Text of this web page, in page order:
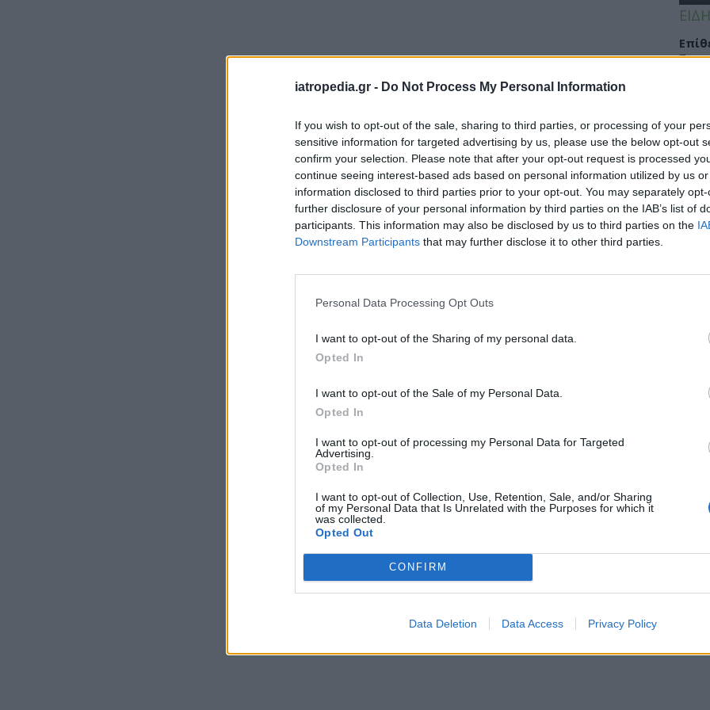
iatropedia.gr - Do Not Process My Personal Information
If you wish to opt-out of the sale, sharing to third parties, or processing of your
sensitive information for targeted advertising by us, please use the below opt-out
confirm your selection. Please note that after your opt-out request is processed
continue seeing interest-based ads based on personal information utilized by us
information disclosed to third parties prior to your opt-out. You may separately
further disclosure of your personal information by third parties on the IAB’s list of
participants. This information may also be disclosed by us to third parties on the
Downstream Participants that may further disclose it to other third parties.
Personal Data Processing Opt Outs
I want to opt-out of the Sharing of my personal data.
Opted In
I want to opt-out of the Sale of my Personal Data.
Opted In
I want to opt-out of processing my Personal Data for Targeted
Advertising.
Opted In
I want to opt-out of Collection, Use, Retention, Sale, and/or Sharing
of my Personal Data that Is Unrelated with the Purposes for which it
was collected.
Opted Out
CONFIRM
Data Deletion Data Access Privacy Policy